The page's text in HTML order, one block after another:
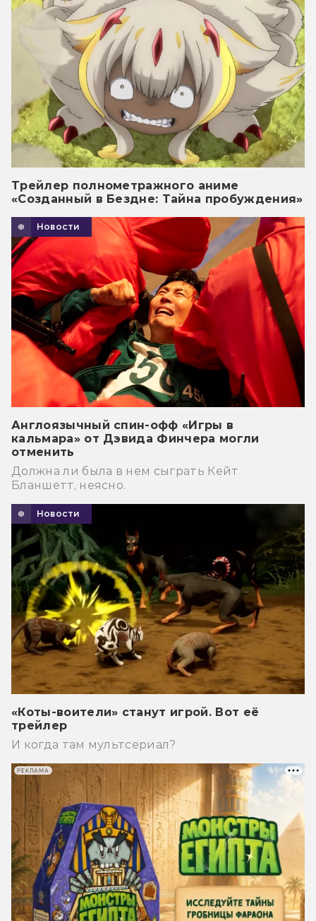
Трейлер полнометражного аниме
«Созданный в Бездне: Тайна пробуждения»
Новости
Англоязычный спин-офф «Игры в
кальмара» от Дэвида Финчера могли
отменить
Должна ли была в нем сыграть Кейт
Бланшетт, неясно.
Новости
«Коты-воители» станут игрой. Вот её
трейлер
И когда там мультсериал?
РЕКЛАМА